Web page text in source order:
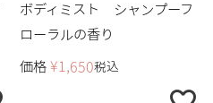
ボディミスト シャンプーフ
ローラルの香り
価格 ¥1,650税込